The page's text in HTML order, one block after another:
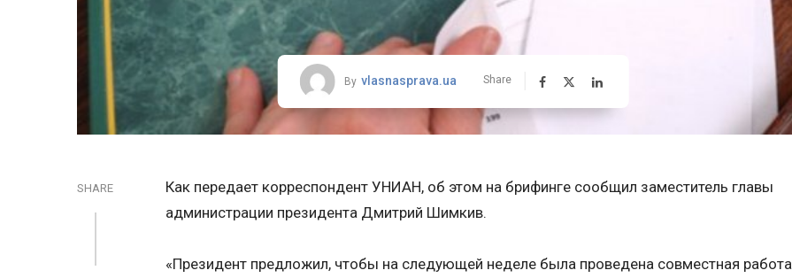
By vlasnasprava.ua Share
SHARE
Как передает корреспондент УНИАН, об этом на брифинге сообщил заместитель главы
администрации президента Дмитрий Шимкив.
«Президент предложил, чтобы на следующей неделе была проведена совместная работа